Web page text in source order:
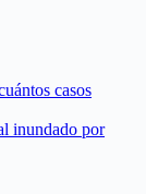
casos
inundado por